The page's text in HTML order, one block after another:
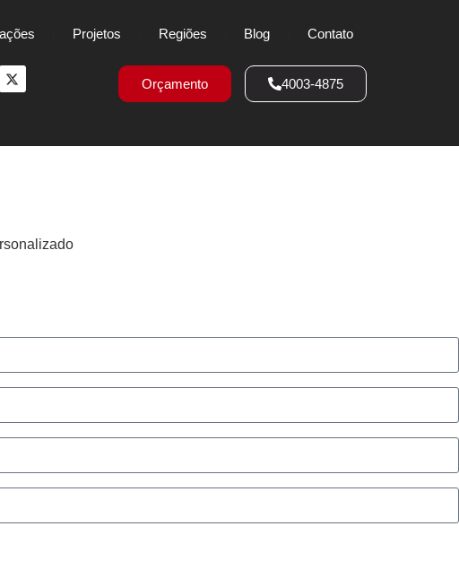
Projetos Regiões Blog Contato
Orçamento 4003-4875